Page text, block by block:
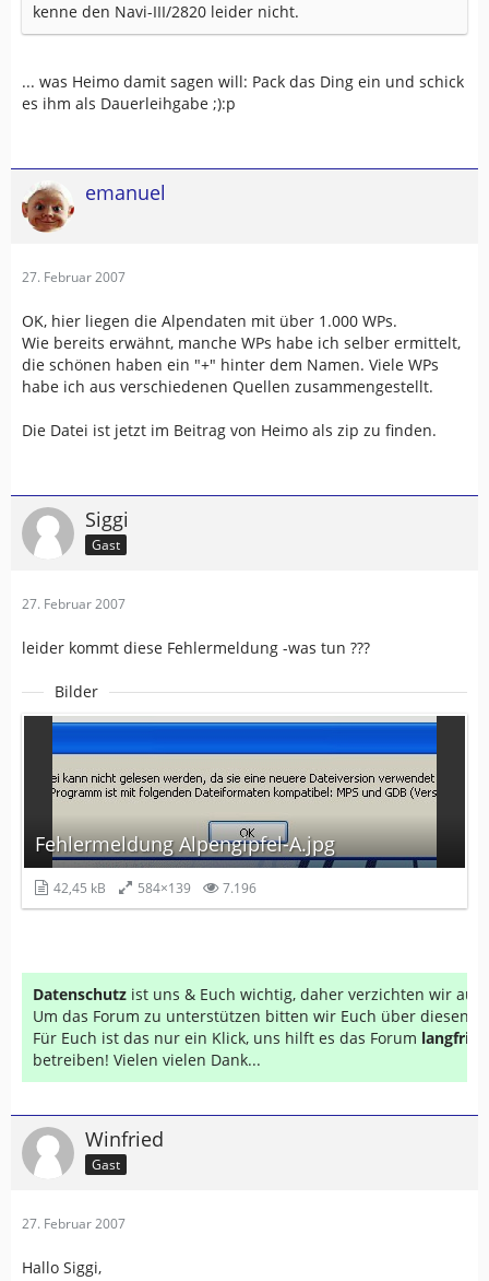
kenne den Navi-III/2820 leider nicht.
... was Heimo damit sagen will: Pack das Ding ein und schick
es ihm als Dauerleihgabe ;):p
emanuel
27. Februar 2007
OK, hier liegen die Alpendaten mit über 1.000 WPs.
Wie bereits erwähnt, manche WPs habe ich selber ermittelt,
die schönen haben ein "+" hinter dem Namen. Viele WPs
habe ich aus verschiedenen Quellen zusammengestellt.
Die Datei ist jetzt im Beitrag von Heimo als zip zu finden.
Siggi
Gast
27. Februar 2007
leider kommt diese Fehlermeldung -was tun ???
Bilder
Fehlermeldung Alpengipfel-A.jpg
42,45 kB 584×139 7.196
Datenschutz ist uns & Euch wichtig, daher verzichten wir auf
Um das Forum zu unterstützen bitten wir Euch über diesen
Für Euch ist das nur ein Klick, uns hilft es das Forum
betreiben! Vielen vielen Dank...
Winfried
Gast
27. Februar 2007
Hallo Siggi,